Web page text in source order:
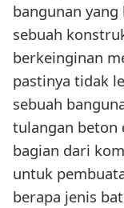
bangunan
sebuah
berkeinginan
pastinya tidak
sebuah
tulangan beton
bagian dari
untuk
berapa jenis